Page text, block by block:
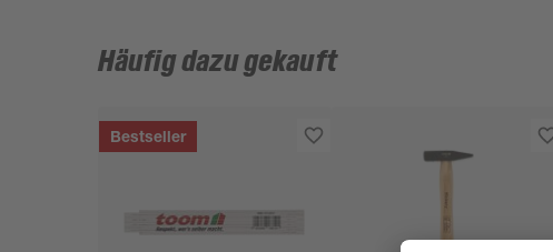
Häufig dazu gekauft
Bestseller